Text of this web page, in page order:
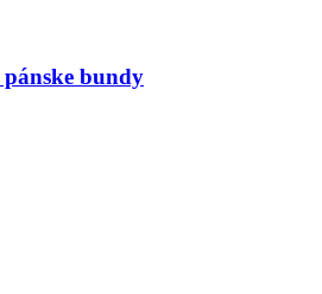
bundy